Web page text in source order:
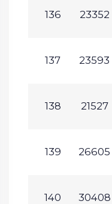
136 23352
137 23593
138 21527
139 26605
140 30408